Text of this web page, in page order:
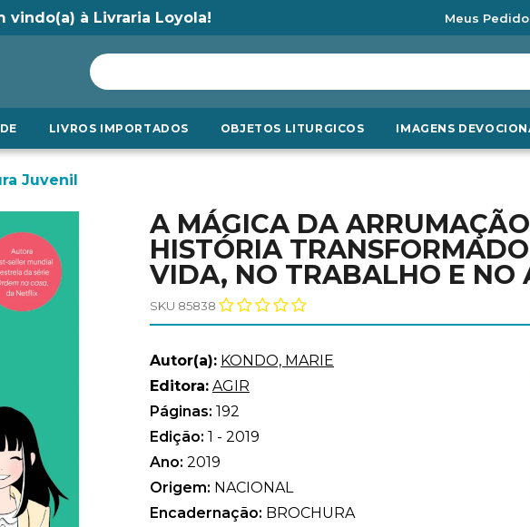
vindo(a) à Livraria Loyola! Meus
LIVROS IMPORTADOS OBJETOS LITURGICOS IMAGENS
Juvenil
A MÁGICA DA
HISTÓRIA
VIDA, NO TRABALHO E NO
SKU 85838
Autor(a): KONDO, MARIE
Editora: AGIR
Páginas: 192
Edição: 1 - 2019
Ano: 2019
Origem: NACIONAL
Encadernação: BROCHURA